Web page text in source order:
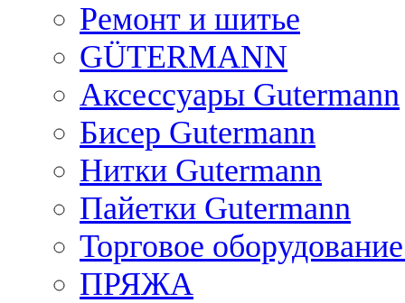
Ремонт и шитье
GÜTERMANN
Аксессуары Gutermann
Бисер Gutermann
Нитки Gutermann
Пайетки Gutermann
Торговое
ПРЯЖА